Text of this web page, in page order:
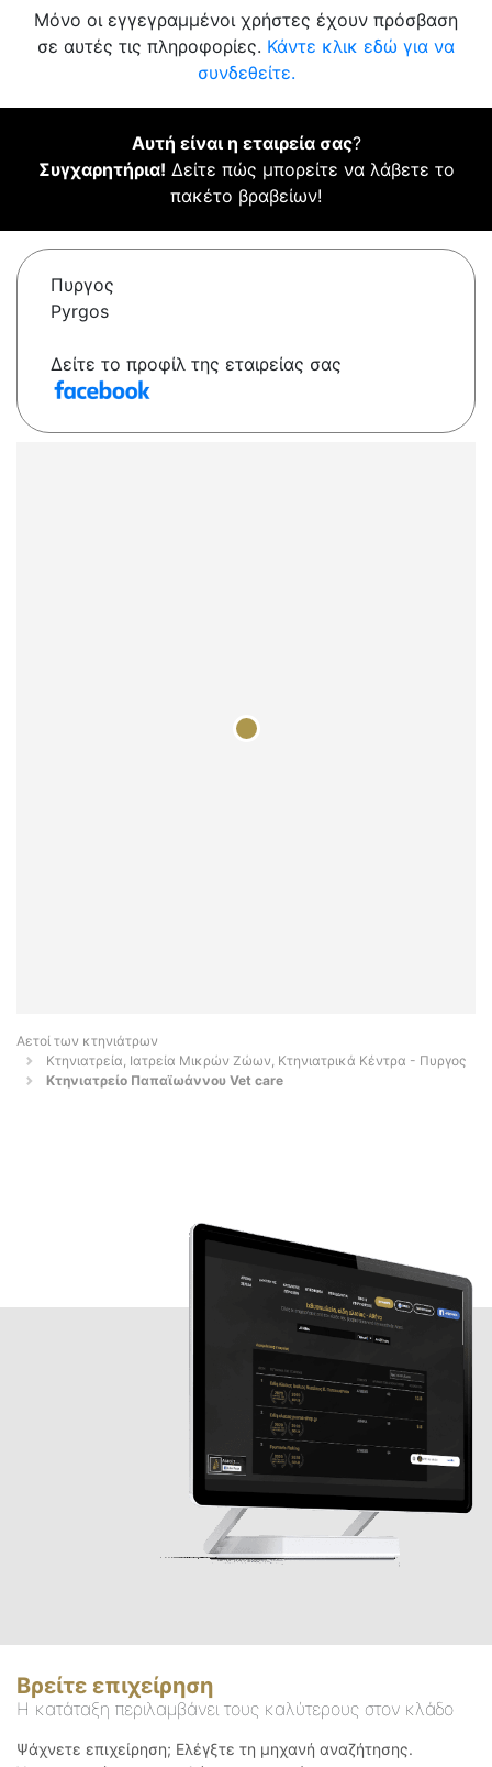
Μόνο οι εγγεγραμμένοι χρήστες έχουν πρόσβαση
σε αυτές τις πληροφορίες. Κάντε κλικ εδώ για να
συνδεθείτε.
Αυτή είναι η εταιρεία σας?
Συγχαρητήρια! Δείτε πώς μπορείτε να λάβετε το
πακέτο βραβείων!
Πυργος
Pyrgos
Δείτε το προφίλ της εταιρείας σας
Αετοί των κτηνιάτρων
Κτηνιατρεία, Ιατρεία Μικρών Ζώων, Κτηνιατρικά Κέντρα - Πυργος
Κτηνιατρείο Παπαϊωάννου Vet care
Βρείτε επιχείρηση
Η κατάταξη περιλαμβάνει τους καλύτερους στον κλάδο
Ψάχνετε επιχείρηση; Ελέγξτε τη μηχανή αναζήτησης.